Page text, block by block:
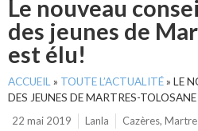
Le nouveau
des jeunes de
est élu!
ACCUEIL » TOUTE L’ACTUALITÉ» LE
DES JEUNES DE MARTRES-TOLOSANE
22 mai 2019
Lanla Cazères,